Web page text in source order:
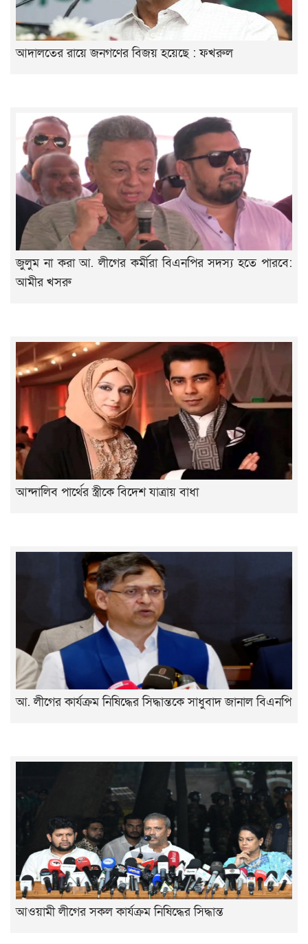
আদালতের রায়ে জনগণের বিজয় হয়েছে : ফখরুল
জুলুম না করা আ. লীগের কর্মীরা বিএনপির সদস্য হতে পারবে:
আমীর খসরু
আন্দালিব পার্থের স্ত্রীকে বিদেশ যাত্রায় বাধা
‌আ. লীগের কার্যক্রম নিষিদ্ধের সিদ্ধান্তকে সাধুবাদ জানাল বিএনপি
আওয়ামী লীগের সকল কার্যক্রম নিষিদ্ধের সিদ্ধান্ত